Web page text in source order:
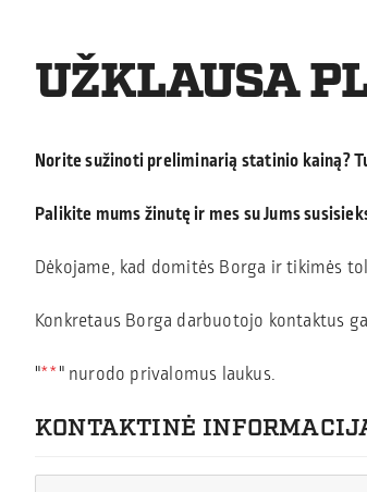
UŽKLAUSA
Norite sužinoti preliminarią statinio kainą?
Palikite mums žinutę ir mes su Jums
Dėkojame, kad domitės Borga ir tikimės
Konkretaus Borga darbuotojo kontaktus
"* " nurodo privalomus laukus.
KONTAKTINĖ